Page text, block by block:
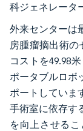
科ジェネレータ
外来センターは
房腫瘤摘出術の
コストを49.98
ポータブルロボ
ポートしていま
手術室に依存す
を向上させる